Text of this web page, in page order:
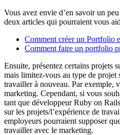
Vous avez envie d’en savoir un
deux articles qui pourraient vous
Comment créer un Portfolio
Comment faire un portfolio
Ensuite, présentez certains projets
mais limitez-vous au type de projet
travailler à nouveau. Par exemple,
marketing. Cependant, si vous
tant que développeur Ruby on
sur les projets/l’expérience de
employeurs pourraient supposer
travailler avec le marketing.